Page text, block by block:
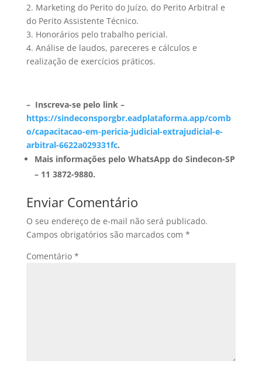
2. Marketing do Perito do Juízo, do Perito Arbitral e
do Perito Assistente Técnico.
3. Honorários pelo trabalho pericial.
4. Análise de laudos, pareceres e cálculos e
realização de exercícios práticos.
– Inscreva-se pelo link –
https://sindeconsporgbr.eadplataforma.app/comb
o/capacitacao-em-pericia-judicial-extrajudicial-e-
arbitral-6622a029331fc.
Mais informações pelo WhatsApp do Sindecon-SP
– 11 3872-9880.
Enviar Comentário
O seu endereço de e-mail não será publicado.
Campos obrigatórios são marcados com *
Comentário *